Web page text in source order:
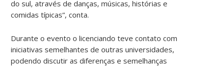
do sul, através de danças, músicas, histórias e
comidas típicas”, conta.
Durante o evento o licenciando teve contato com
iniciativas semelhantes de outras universidades,
podendo discutir as diferenças e semelhanças